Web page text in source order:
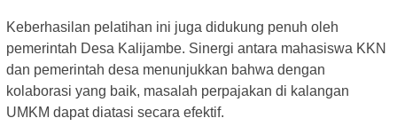
Keberhasilan pelatihan ini juga didukung penuh oleh
pemerintah Desa Kalijambe. Sinergi antara mahasiswa KKN
dan pemerintah desa menunjukkan bahwa dengan
kolaborasi yang baik, masalah perpajakan di kalangan
UMKM dapat diatasi secara efektif.